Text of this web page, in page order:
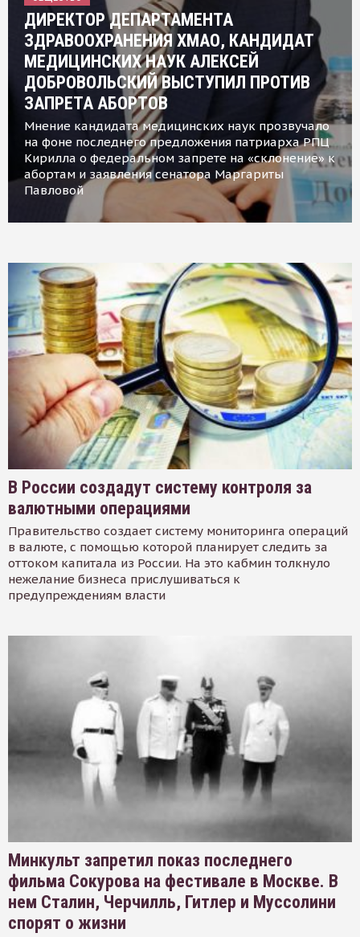
ДИРЕКТОР ДЕПАРТАМЕНТА
ЗДРАВООХРАНЕНИЯ ХМАО, КАНДИДАТ
МЕДИЦИНСКИХ НАУК АЛЕКСЕЙ
ДОБРОВОЛЬСКИЙ ВЫСТУПИЛ ПРОТИВ
ЗАПРЕТА АБОРТОВ
Мнение кандидата медицинских наук прозвучало
на фоне последнего предложения патриарха РПЦ
Кирилла о федеральном запрете на «склонение» к
абортам и заявления сенатора Маргариты
Павловой
В России создадут систему контроля за
валютными операциями
Правительство создает систему мониторинга операций
в валюте, с помощью которой планирует следить за
оттоком капитала из России. На это кабмин толкнуло
нежелание бизнеса прислушиваться к
предупреждениям власти
Минкульт запретил показ последнего
фильма Сокурова на фестивале в Москве. В
нем Сталин, Черчилль, Гитлер и Муссолини
спорят о жизни